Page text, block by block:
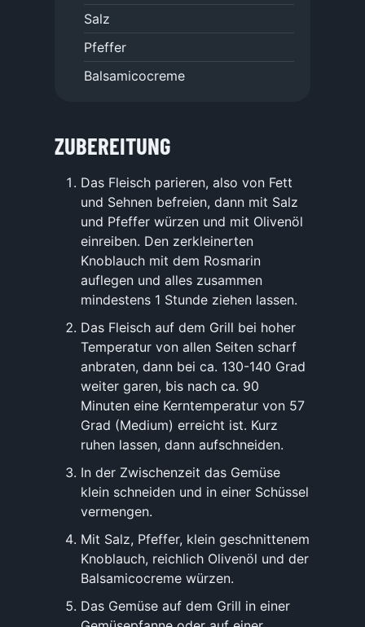
Salz
Pfeffer
Balsamicocreme
ZUBEREITUNG
Das Fleisch parieren, also von Fett
und Sehnen befreien, dann mit Salz
und Pfeffer würzen und mit Olivenöl
einreiben. Den zerkleinerten
Knoblauch mit dem Rosmarin
auflegen und alles zusammen
mindestens 1 Stunde ziehen lassen.
Das Fleisch auf dem Grill bei hoher
Temperatur von allen Seiten scharf
anbraten, dann bei ca. 130-140 Grad
weiter garen, bis nach ca. 90
Minuten eine Kerntemperatur von 57
Grad (Medium) erreicht ist. Kurz
ruhen lassen, dann aufschneiden.
In der Zwischenzeit das Gemüse
klein schneiden und in einer Schüssel
vermengen.
Mit Salz, Pfeffer, klein geschnittenem
Knoblauch, reichlich Olivenöl und der
Balsamicocreme würzen.
Das Gemüse auf dem Grill in einer